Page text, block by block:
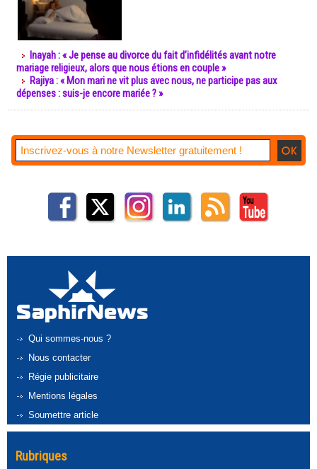
Inayah : « Je pense au divorce du fait d’infidélités avant notre
mariage religieux, alors que nous étions en couple »
Rajiya : « Mon mari ne vit plus avec nous, ne participe pas aux
dépenses : suis-je encore mariée ? »
Qui sommes-nous ?
Nous contacter
Régie publicitaire
Mentions légales
Soumettre article
Rubriques